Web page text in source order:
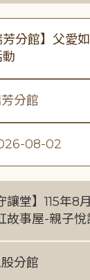
芳分館】父愛
分館
08-02
讓堂】115年8
故事屋-親子悅
分館